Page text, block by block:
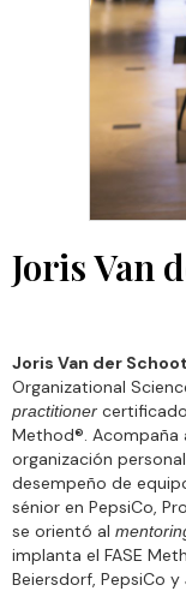
Joris Van
Joris Van der Schoot
Organizational
practitioner
Method®. Acompaña
organización
desempeño de
sénior en PepsiCo,
se orientó al
implanta el FASE
Beiersdorf, PepsiCo